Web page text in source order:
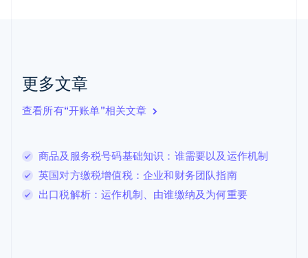
更多文章
查看所有“开账单”相关文章
商品及服务税号码基础知识：谁需要以及运作机制
英国对方缴税增值税：企业和财务团队指南
出口税解析：运作机制、由谁缴纳及为何重要
English Italiano
拉脱维亚
立陶宛
DeutschEnglish
卢森堡
Français Deutsch English
罗马尼亚